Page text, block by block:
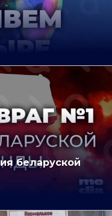
беларуской